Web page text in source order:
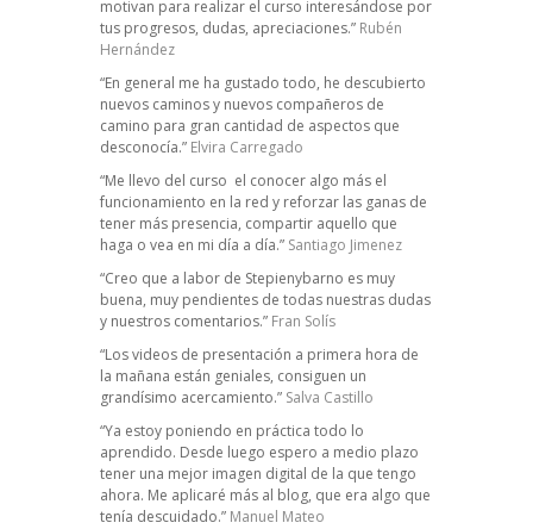
motivan para realizar el curso interesándose por
tus progresos, dudas, apreciaciones.” Rubén
Hernández
“En general me ha gustado todo, he descubierto
nuevos caminos y nuevos compañeros de
camino para gran cantidad de aspectos que
desconocía.” Elvira Carregado
“Me llevo del curso el conocer algo más el
funcionamiento en la red y reforzar las ganas de
tener más presencia, compartir aquello que
haga o vea en mi día a día.” Santiago Jimenez
“Creo que a labor de Stepienybarno es muy
buena, muy pendientes de todas nuestras dudas
y nuestros comentarios.” Fran Solís
“Los videos de presentación a primera hora de
la mañana están geniales, consiguen un
grandísimo acercamiento.” Salva Castillo
“Ya estoy poniendo en práctica todo lo
aprendido. Desde luego espero a medio plazo
tener una mejor imagen digital de la que tengo
ahora. Me aplicaré más al blog, que era algo que
tenía descuidado.” Manuel Mateo